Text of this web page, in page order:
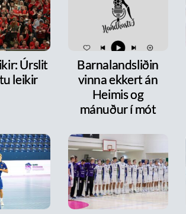
Úrslit
leikir
Barnalandsliðin
vinna ekkert án
Heimis og
mánuður í mót